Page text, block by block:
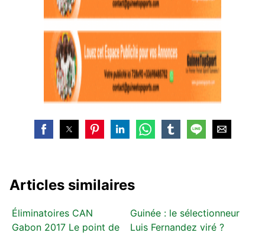
Articles similaires
Éliminatoires CAN
Gabon 2017 Le point de
Guinée : le sélectionneur
Luis Fernandez viré ?